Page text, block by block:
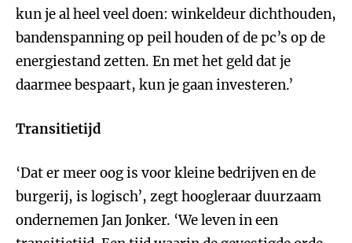
kun je al heel veel doen: winkeldeur dichthouden,
bandenspanning op peil houden of de pc’s op de
energiestand zetten. En met het geld dat je
daarmee bespaart, kun je gaan investeren.’
Transitietijd
‘Dat er meer oog is voor kleine bedrijven en de
burgerij, is logisch’, zegt hoogleraar duurzaam
ondernemen Jan Jonker. ‘We leven in een